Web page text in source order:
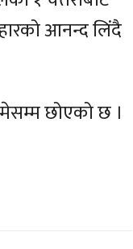
आनन्द लिंदै
छोएको छ ।